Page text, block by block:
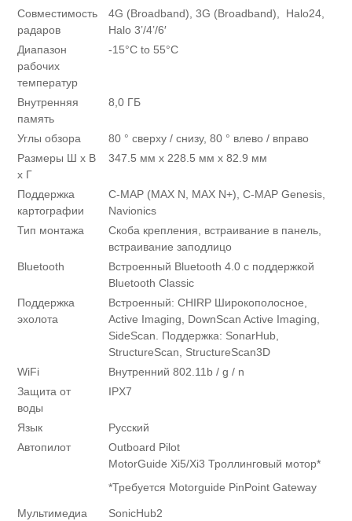
Совместимость
радаров
4G (Broadband), 3G (Broadband), Halo24,
Halo 3’/4’/6′
Диапазон
рабочих
температур
-15°C to 55°C
Внутренняя
память
8,0 ГБ
Углы обзора
80 ° сверху / снизу, 80 ° влево / вправо
Размеры Ш х В
х Г
347.5 мм х 228.5 мм х 82.9 мм
Поддержка
картографии
C-MAP (MAX N, MAX N+), C-MAP Genesis,
Navionics
Тип монтажа
Скоба крепления, встраивание в панель,
встраивание заподлицо
Bluetooth
Встроенный Bluetooth 4.0 с поддержкой
Bluetooth Classic
Поддержка
эхолота
Встроенный: CHIRP Широкополосное,
Active Imaging, DownScan Active Imaging,
SideScan. Поддержка: SonarHub,
StructureScan, StructureScan3D
WiFi
Внутренний 802.11b / g / n
Защита от
воды
IPX7
Язык
Русский
Автопилот
Outboard Pilot
MotorGuide Xi5/Xi3 Троллинговый мотор*
*Требуется Motorguide PinPoint Gateway
Мультимедиа SonicHub2